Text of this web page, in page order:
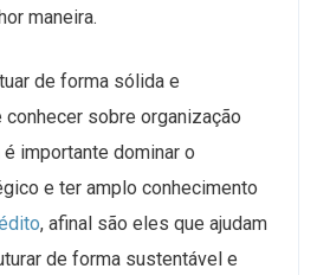
maneira.
de forma sólida e
sobre organização
importante dominar o
e ter amplo conhecimento
, afinal são eles que ajudam
de forma sustentável e